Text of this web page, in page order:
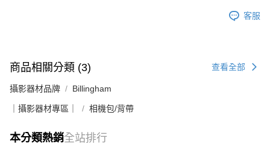
客服
商品相關分類 (3) 查看全部
攝影器材品牌 Billingham
｜攝影器材專區｜ 相機包/背帶
本分類熱銷全站排行